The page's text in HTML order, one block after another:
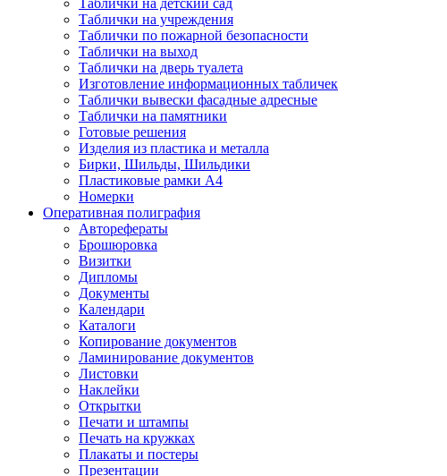
Таблички на детский сад
Таблички на учреждения
Таблички по пожарной безопасности
Таблички на выход
Таблички на дверь туалета
Изготовление информационных табличек
Таблички вывески фасадные адресные
Таблички на памятники
Готовые решения
Изделия из пластика и металла
Бирки, Шильды, Шильдики
Пластиковые рамки А4
Номерки
Оперативная полиграфия
Авторефераты
Брошюровка
Визитки
Дипломы
Документы
Календари
Каталоги
Копирование документов
Ламинирование документов
Листовки
Наклейки
Открытки
Печати и штампы
Печать на кружках
Плакаты и постеры
Презентации